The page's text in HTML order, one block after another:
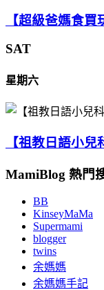
【超級爸媽食
SAT
星期六
【祖教日語小兒
MamiBlog 熱門
BB
KinseyMaMa
Supermami
blogger
twins
余媽媽
余媽媽手記